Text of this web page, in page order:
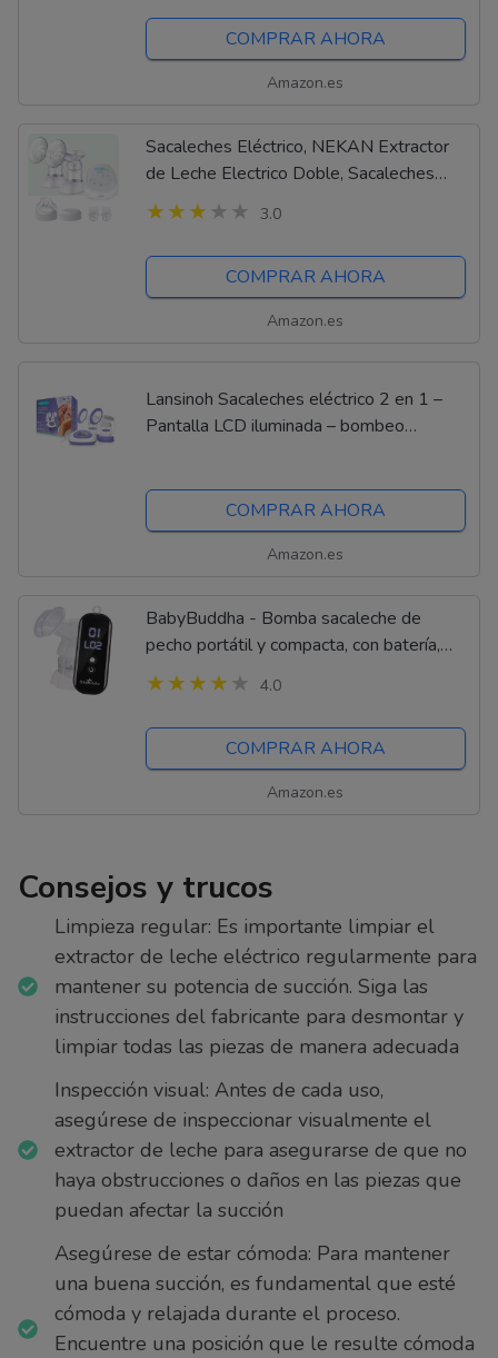
COMPRAR AHORA
Amazon.es
Sacaleches Eléctrico, NEKAN Extractor
de Leche Electrico Doble, Sacaleches
Portátil y Recargable por USB, con 4
Modos y 7 Niveles, Función de Memoria,...
3.0
COMPRAR AHORA
Amazon.es
Lansinoh Sacaleches eléctrico 2 en 1 –
Pantalla LCD iluminada – bombeo
COMPRAR AHORA
Amazon.es
BabyBuddha - Bomba sacaleche de
pecho portátil y compacta, con batería,
para una gran libertad de movimiento
mientras se bombea la leche
cómodamente
4.0
COMPRAR AHORA
Amazon.es
Consejos y trucos
Limpieza regular: Es importante limpiar el
extractor de leche eléctrico regularmente para
mantener su potencia de succión. Siga las
instrucciones del fabricante para desmontar y
limpiar todas las piezas de manera adecuada
Inspección visual: Antes de cada uso,
asegúrese de inspeccionar visualmente el
extractor de leche para asegurarse de que no
haya obstrucciones o daños en las piezas que
puedan afectar la succión
Asegúrese de estar cómoda: Para mantener
una buena succión, es fundamental que esté
cómoda y relajada durante el proceso.
Encuentre una posición que le resulte cómoda